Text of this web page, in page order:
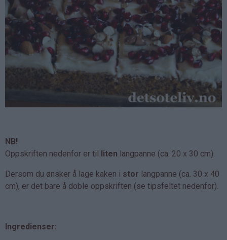
NB!
Oppskriften nedenfor er til liten langpanne (ca. 20 x 30 cm).
Dersom du ønsker å lage kaken i stor langpanne (ca. 30 x 40
cm), er det bare å doble oppskriften (se tipsfeltet nedenfor).
Ingredienser: